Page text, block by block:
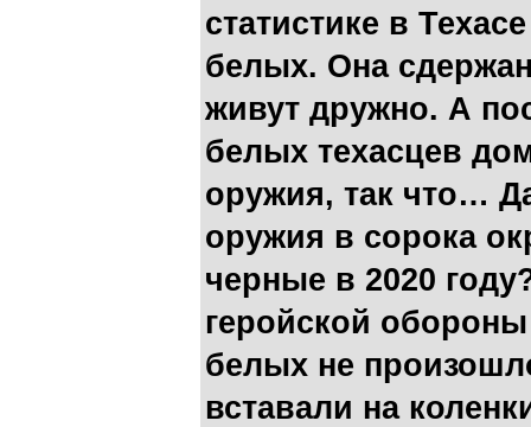
статистике в
белых. Она
живут дружно. А
белых техасцев
оружия, так что…
оружия в сорока
черные в 2020
геройской
белых не
вставали на